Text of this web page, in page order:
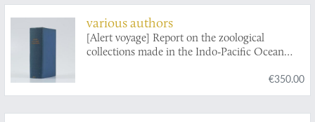
various authors
[Alert voyage] Report on the zoological
collections made in the Indo-Pacific Ocean
€350.00